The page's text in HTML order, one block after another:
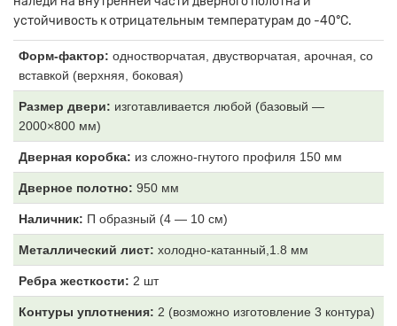
устойчивость к отрицательным температурам до -40°С.
Форм-фактор: одностворчатая, двустворчатая, арочная, со
вставкой (верхняя, боковая)
Размер двери: изготавливается любой (базовый —
2000×800 мм)
Дверная коробка: из сложно-гнутого профиля 150 мм
Дверное полотно: 950 мм
Наличник: П образный (4 — 10 см)
Металлический лист: холодно-катанный,1.8 мм
Ребра жесткости: 2 шт
Контуры уплотнения: 2 (возможно изготовление 3 контура)